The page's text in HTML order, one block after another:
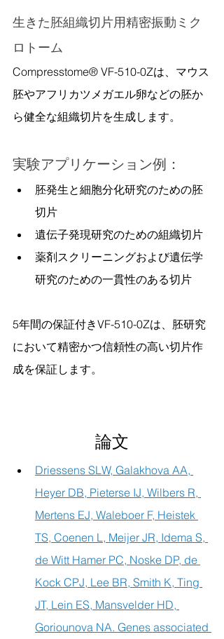
生きた胚組織切片用精密振動ミク
ロトーム
Compresstome® VF-510-0Zは、マウス
胚やアフリカツメガエル卵などの胚か
ら健全な組織切片を生成します。
実験アプリケーション例：
胚発生と細胞分化研究のための胚
切片
遺伝子発現研究のための組織切片
薬剤スクリーニングおよび遺伝学
研究のための一貫性のある切片
5年間の保証付きVF-510-0Zは、胚研究
において精密かつ信頼性の高い切片作
成を保証します。
論文
Driessens SLW, Galakhova AA,
Heyer DB, Pieterse IJ, Wilbers R,
Mertens EJ, Waleboer F, Heistek
TS, Coenen L, Meijer JR, Idema S,
de Witt Hamer PC, Noske DP, de
Kock CPJ, Lee BR, Smith K, Ting
JT, Lein ES, Mansvelder HD,
Goriounova NA. Genes associated